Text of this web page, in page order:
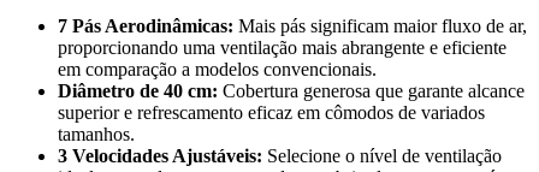
7 Pás Aerodinâmicas: Mais pás significam maior fluxo de ar,
proporcionando uma ventilação mais abrangente e eficiente
em comparação a modelos convencionais.
Diâmetro de 40 cm: Cobertura generosa que garante alcance
superior e refrescamento eficaz em cômodos de variados
tamanhos.
3 Velocidades Ajustáveis: Selecione o nível de ventilação